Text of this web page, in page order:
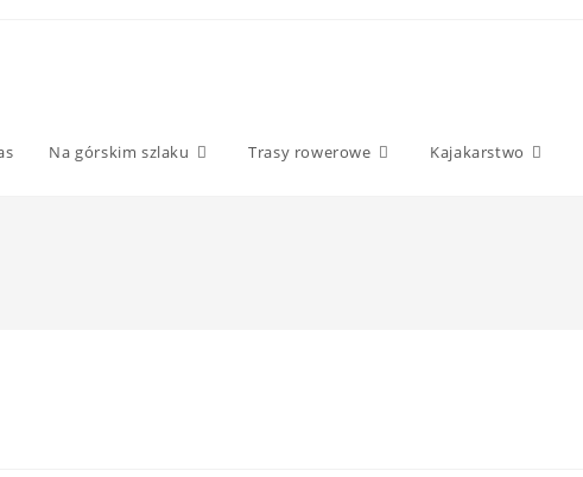
Na górskim szlaku Trasy rowerowe Kajakarstwo